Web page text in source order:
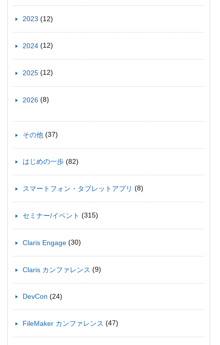
2023 (12)
2024 (12)
2025 (12)
2026 (8)
その他 (37)
はじめの一歩 (82)
スマートフォン・タブレットアプリ (8)
セミナー/イベント (315)
Claris Engage (30)
Claris カンファレンス (9)
DevCon (24)
FileMaker カンファレンス (47)